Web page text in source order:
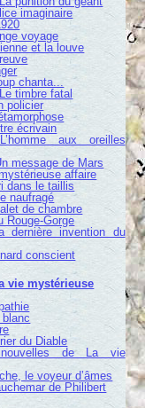
imaginaire
voyage
et la louve
chanta...
timbre fatal
policier
écrivain
aux oreilles
message de Mars
affaire
dans le taillis
naufragé
de chambre
Rouge-Gorge
dernière invention du
conscient
vie mystérieuse
du Diable
de La vie
le voyeur d’âmes
de Philibert